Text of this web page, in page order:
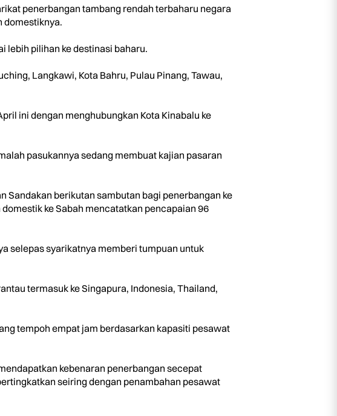
penerbangan tambang rendah terbaharu negara
domestiknya.
lebih pilihan ke destinasi baharu.
Langkawi, Kota Bahru, Pulau Pinang, Tawau,
ini dengan menghubungkan Kota Kinabalu ke
pasukannya sedang membuat kajian pasaran
Sandakan berikutan sambutan bagi penerbangan ke
ke Sabah mencatatkan pencapaian 96
selepas syarikatnya memberi tumpuan untuk
termasuk ke Singapura, Indonesia, Thailand,
tempoh empat jam berdasarkan kapasiti pesawat
kebenaran penerbangan secepat
seiring dengan penambahan pesawat